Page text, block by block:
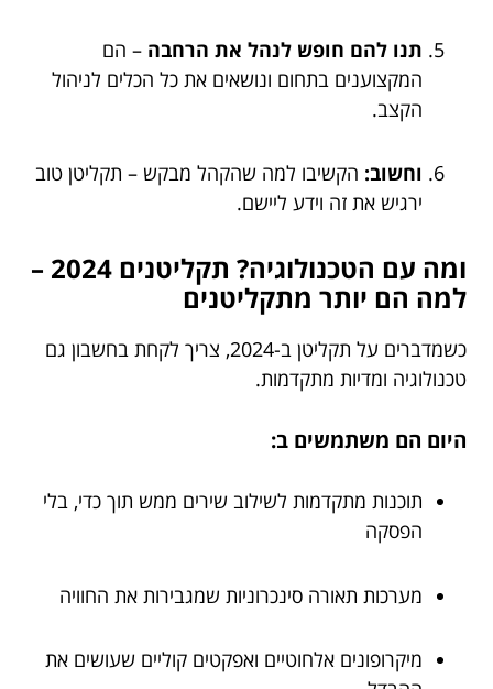
תנו להם חופש לנהל את הרחבה – הם
המקצוענים בתחום ונושאים את כל הכלים לניהול
הקצב.
וחשוב: הקשיבו למה שהקהל מבקש – תקליטן טוב
ירגיש את זה וידע ליישם.
ומה עם הטכנולוגיה? תקליטנים 2024 –
למה הם יותר מתקליטנים
כשמדברים על תקליטן ב-2024, צריך לקחת בחשבון גם
טכנולוגיה ומדיות מתקדמות.
היום הם משתמשים ב:
תוכנות מתקדמות לשילוב שירים ממש תוך כדי, בלי
הפסקה
מערכות תאורה סינכרוניות שמגבירות את החוויה
מיקרופונים אלחוטיים ואפקטים קוליים שעושים את